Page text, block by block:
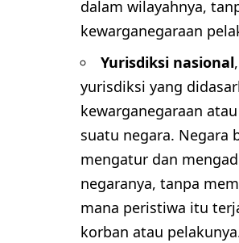
dalam wilayahnya,
kewarganegaraan
Yurisdiksi nasional
yurisdiksi yang
kewarganegaraan
suatu negara. Negara
mengatur dan
negaranya, tanpa
mana peristiwa itu
korban atau